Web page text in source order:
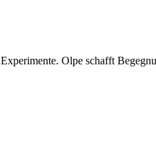
Olpe schafft